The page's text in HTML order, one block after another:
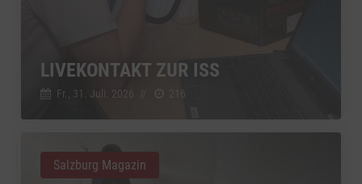
LIVEKONTAKT ZUR ISS
Fr., 31. Juli. 2026
Salzburg Magazin